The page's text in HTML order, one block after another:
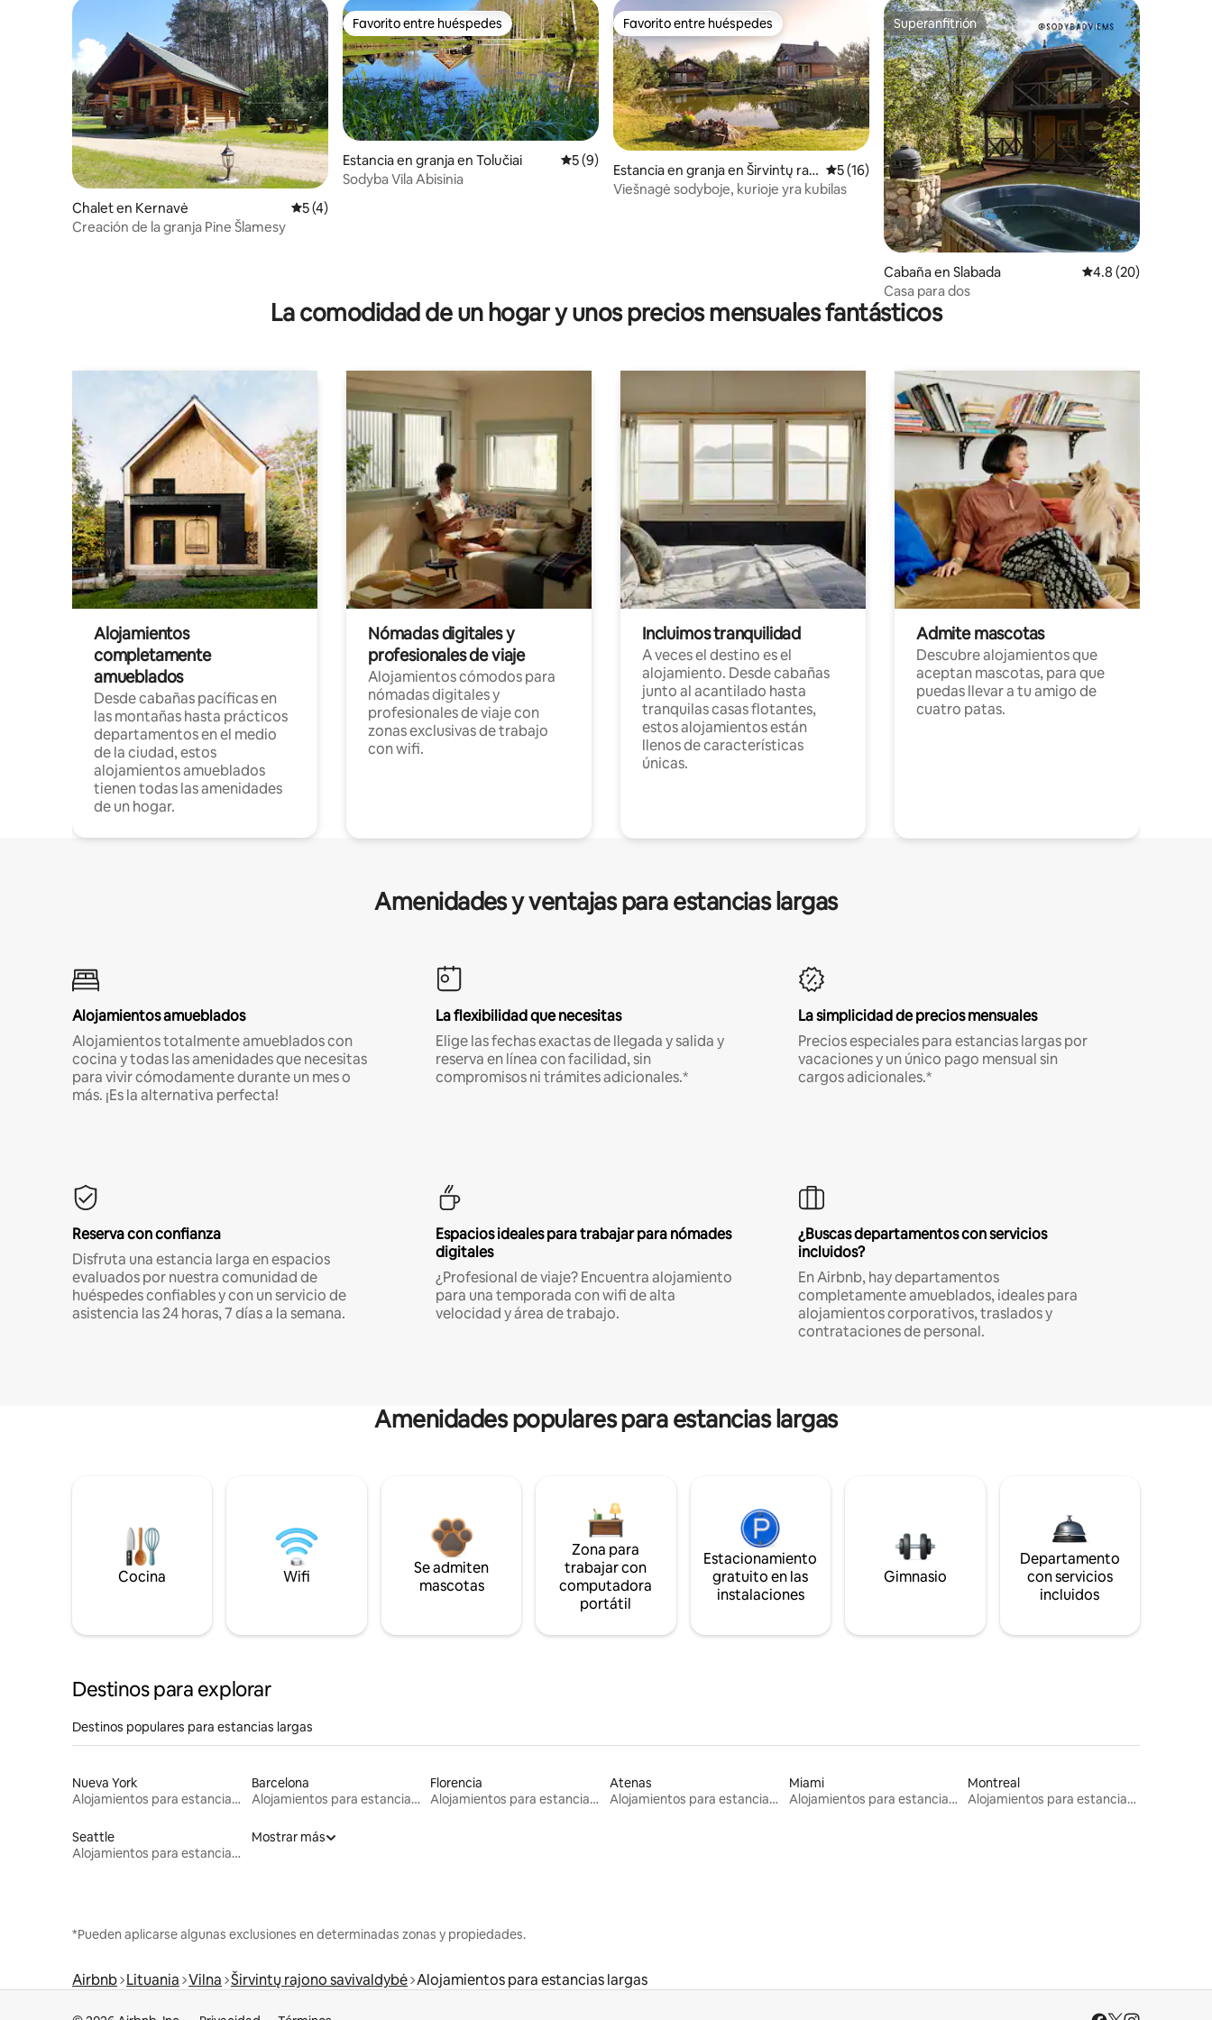
Chalet en Kernavė Calificación promedio: 5 de 5; 4 evaluaciones
5 (4)
Creación de la granja Pine Šlamesy
Favorito entre huéspedes
Favorito entre huéspedes
Estancia en granja en Tolučiai Calificación promedio: 5 de 5; 9 evaluaciones
5 (9)
Sodyba Vila Abisinia
Favorito entre huéspedes
Favorito entre huéspedes
Estancia en granja en Širvintų raj
ono savivaldybė
Calificación promedio: 5 de 5; 16 evaluaciones
5 (16)
Viešnagė sodyboje, kurioje yra kubilas
Superanfitrión
Superanfitrión
Cabaña en Slabada Calificación
4.8 (20)
Casa para dos
La comodidad de un hogar y unos precios mensuales fantásticos
Alojamientos
completamente
amueblados
Desde cabañas pacíficas en
las montañas hasta prácticos
departamentos en el medio
de la ciudad, estos
alojamientos amueblados
tienen todas las amenidades
de un hogar.
Nómadas digitales y
profesionales de viaje
Alojamientos cómodos para
nómadas digitales y
profesionales de viaje con
zonas exclusivas de trabajo
con wifi.
Incluimos tranquilidad
A veces el destino es el
alojamiento. Desde cabañas
junto al acantilado hasta
tranquilas casas flotantes,
estos alojamientos están
llenos de características
únicas.
Admite mascotas
Descubre alojamientos que
aceptan mascotas, para que
puedas llevar a tu amigo de
cuatro patas.
Amenidades y ventajas para estancias largas
Alojamientos amueblados
Alojamientos totalmente amueblados con
cocina y todas las amenidades que necesitas
para vivir cómodamente durante un mes o
más. ¡Es la alternativa perfecta!
La flexibilidad que necesitas
Elige las fechas exactas de llegada y salida y
reserva en línea con facilidad, sin
compromisos ni trámites adicionales.*
La simplicidad de precios mensuales
Precios especiales para estancias largas por
vacaciones y un único pago mensual sin
cargos adicionales.*
Reserva con confianza
Disfruta una estancia larga en espacios
evaluados por nuestra comunidad de
huéspedes confiables y con un servicio de
asistencia las 24 horas, 7 días a la semana.
Espacios ideales para trabajar para nómades
digitales
¿Profesional de viaje? Encuentra alojamiento
para una temporada con wifi de alta
velocidad y área de trabajo.
¿Buscas departamentos con servicios
incluidos?
En Airbnb, hay departamentos
completamente amueblados, ideales para
alojamientos corporativos, traslados y
contrataciones de personal.
Amenidades populares para estancias largas
Cocina Wifi
Se admiten
mascotas
Zona para
trabajar con
computadora
portátil
Estacionamiento
gratuito en las
instalaciones
Gimnasio
Departamento
con servicios
incluidos
Destinos para explorar
Destinos populares para estancias largas
Nueva York
Alojamientos para estancias largas
Barcelona
Alojamientos para estancias largas
Florencia
Alojamientos para estancias largas
Atenas
Alojamientos para estancias largas
Miami
Alojamientos para estancias largas
Montreal
Alojamientos para estancias largas
Seattle
Alojamientos para estancias largas
Mostrar más
*Pueden aplicarse algunas exclusiones en determinadas zonas y propiedades.
Airbnb Lituania Vilna Širvintų rajono savivaldybė Alojamientos para estancias largas